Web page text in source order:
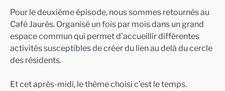
Pour le deuxième épisode, nous sommes retournés au
Café Jaurès. Organisé un fois par mois dans un grand
espace commun qui permet d’accueillir différentes
activités susceptibles de créer du lien au delà du cercle
des résidents.
Et cet après-midi, le thème choisi c’est le temps.